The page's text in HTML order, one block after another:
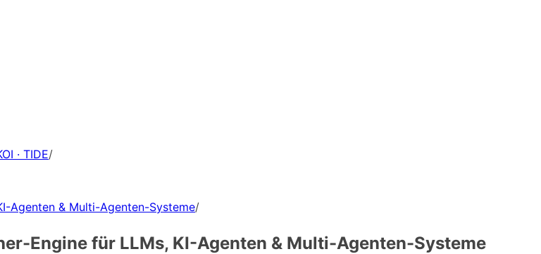
· TIDE/
Agenten & Multi-Agenten-Systeme/
Engine für LLMs, KI-Agenten & Multi-Agenten-Systeme